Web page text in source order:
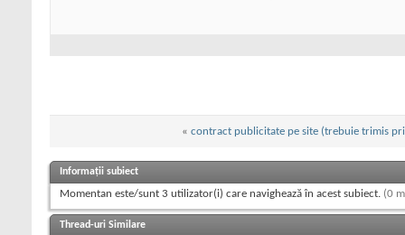
« contract publicitate pe site (trebuie trimis
Informații subiect
Momentan este/sunt 3 utilizator(i) care navighează în acest subiect. (0
Thread-uri Similare